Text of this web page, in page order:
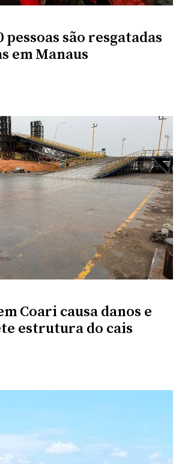
pessoas são resgatadas
em Manaus
Coari causa danos e
estrutura do cais